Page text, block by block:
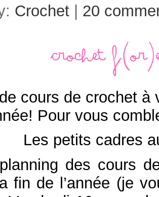
Crochet 20
Crochet
cours de crochet à
Pour vous
Les petits cadres
des cours
fin de l’année (je